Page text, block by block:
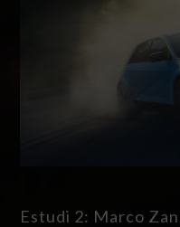
Estudi 2: Marco